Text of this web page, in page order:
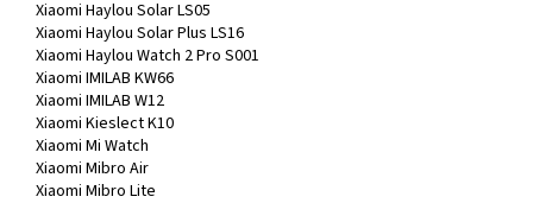
Xiaomi Haylou Solar LS05
Xiaomi Haylou Solar Plus LS16
Xiaomi Haylou Watch 2 Pro S001
Xiaomi IMILAB KW66
Xiaomi IMILAB W12
Xiaomi Kieslect K10
Xiaomi Mi Watch
Xiaomi Mibro Air
Xiaomi Mibro Lite